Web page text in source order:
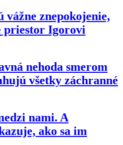
znepokojenie,
priestor Igorovi
nehoda smerom
všetky záchranné
nami. A
ako sa im